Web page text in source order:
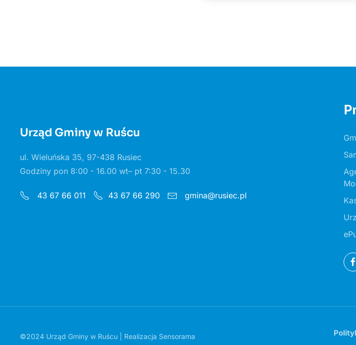
Urząd Gminy w Ruścu
ul. Wieluńska 35, 97-438 Rusiec
Godziny pon 8:00 - 16.00 wt– pt 7:30 - 15.30
43 67 66 011 43 67 66 290 gmina@rusiec.pl
©2024 Urząd Gminy w Ruścu | Realizacja Sensorama